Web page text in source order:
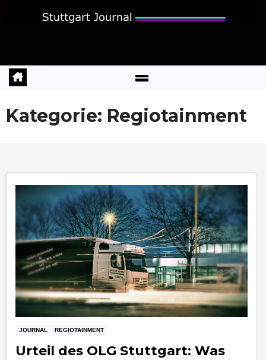
Kategorie: Regiotainment
JOURNAL REGIOTAINMENT
Urteil des OLG Stuttgart: Was